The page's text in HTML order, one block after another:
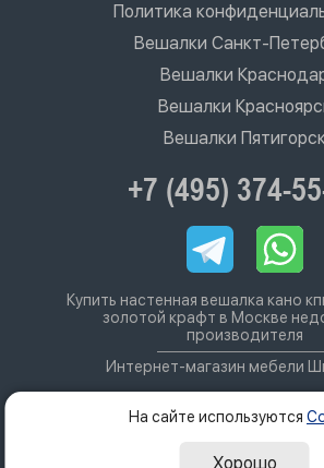
Политика
Вешалки Санкт-
Вешалки
Вешалки
Вешалки
+7 (495) 374-
Купить настенная вешалка кано
золотой крафт в Москве
производителя
Интернет-магазин мебели
На сайте используются
Хорошо